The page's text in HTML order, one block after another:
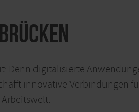
Denn digitalisierte
innovative Verbindungen